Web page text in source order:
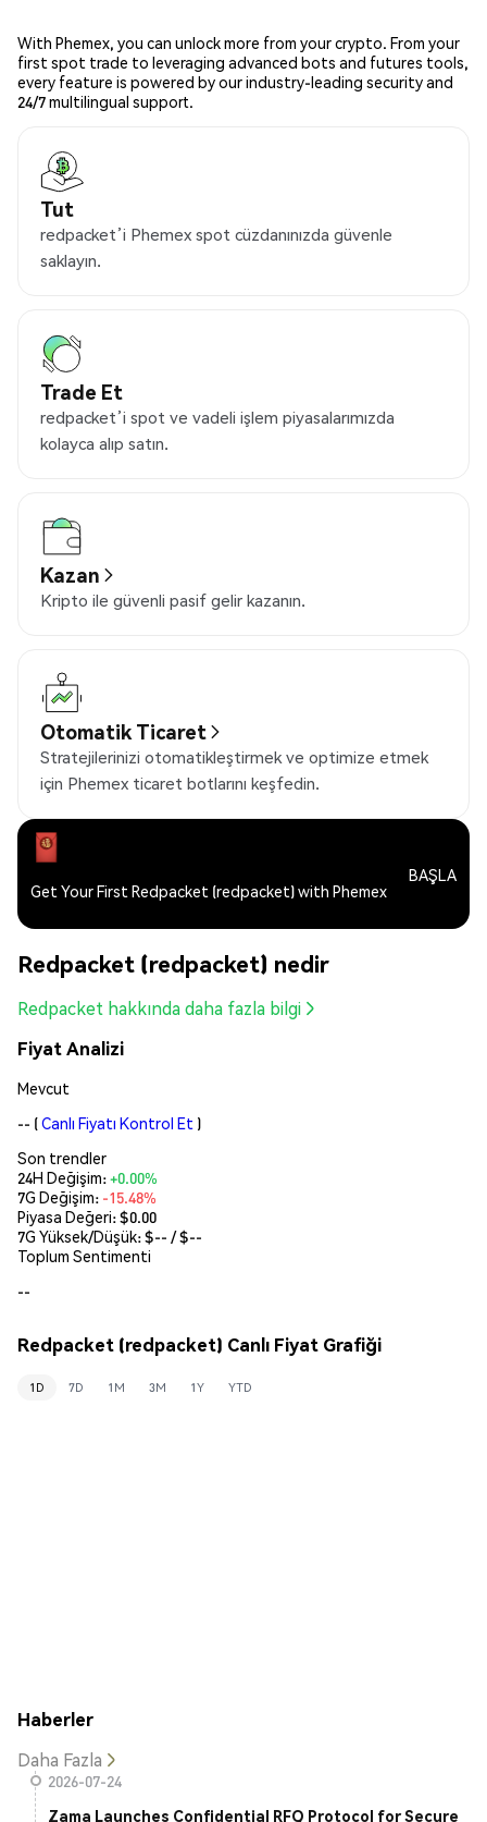
With Phemex, you can unlock more from your crypto. From your
first spot trade to leveraging advanced bots and futures tools,
every feature is powered by our industry-leading security and
24/7 multilingual support.
Tut
redpacket’i Phemex spot cüzdanınızda güvenle
saklayın.
Trade Et
redpacket’i spot ve vadeli işlem piyasalarımızda
kolayca alıp satın.
Kazan
Kripto ile güvenli pasif gelir kazanın.
Otomatik Ticaret
Stratejilerinizi otomatikleştirmek ve optimize etmek
için Phemex ticaret botlarını keşfedin.
Get Your First Redpacket (redpacket) with Phemex
BAŞLA
Redpacket (redpacket) nedir
Redpacket hakkında daha fazla bilgi
Fiyat Analizi
Mevcut
-- (Canlı Fiyatı Kontrol Et )
Son trendler
24H Değişim:+0.00%
7G Değişim: -15.48%
Piyasa Değeri:$0.00
7G Yüksek/Düşük: $-- / $--
Toplum Sentimenti
--
Redpacket (redpacket) Canlı Fiyat Grafiği
1D 7D 1M 3M 1Y YTD
Haberler
Daha Fazla
2026-07-24
Zama Launches Confidential RFQ Protocol for Secure